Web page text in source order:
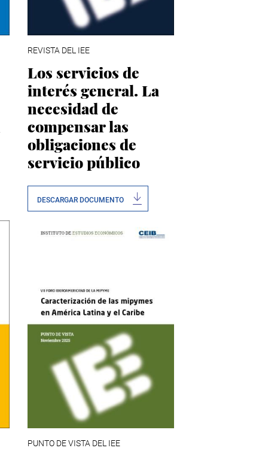
REVISTA DEL IEE
Los servicios de
interés general. La
necesidad de
compensar las
obligaciones de
servicio público
DESCARGAR DOCUMENTO
PUNTO DE VISTA DEL IEE